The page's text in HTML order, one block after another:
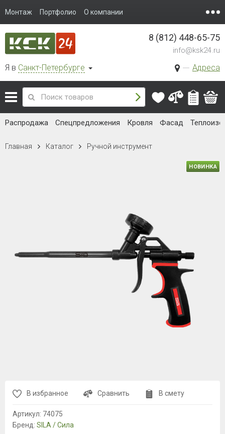
Монтаж Портфолио О компании
Я в Санкт-Петербурге Адреса
8 (812) 448-65-75
info@ksk24.ru
Распродажа Спецпредложения Кровля Фасад
Главная Каталог Ручной инструмент
НОВИНКА
В избранное Сравнить В смету
Артикул: 74075
Бренд: SILA / Сила